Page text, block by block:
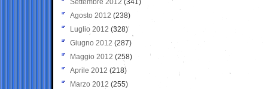
Settembre 2012 (341)
Agosto 2012 (238)
Luglio 2012 (328)
Giugno 2012 (287)
Maggio 2012 (258)
Aprile 2012 (218)
Marzo 2012 (255)